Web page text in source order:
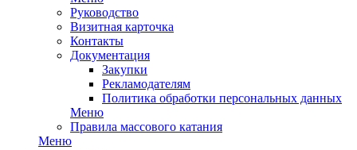
Руководство
Визитная карточка
Контакты
Документация
Закупки
Рекламодателям
Политика обработки персональных данных
Меню
Правила массового катания
Меню